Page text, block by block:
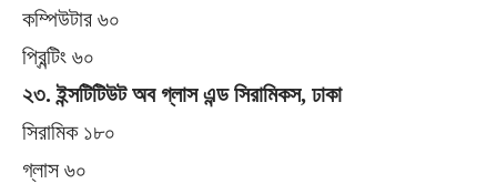
কম্পিউটার ৬০
প্রিন্টিং ৬০
২৩. ইন্সটিটিউট অব গ্লাস এন্ড সিরামিকস, ঢাকা
সিরামিক ১৮০
গ্লাস ৬০